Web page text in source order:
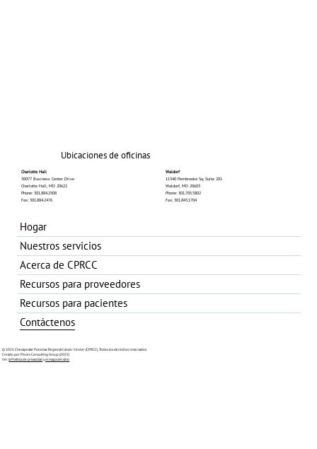
Ubicaciones de oficinas
Charlotte Hall
30077 Business Center Drive
Charlotte Hall, MD 20622
Phone: 301.884.2508
Fax: 301.884.2476
Waldorf
11340 Pembrooke Sq. Suite 201
Waldorf, MD 20603
Phone: 301.705.5802
Fax: 301.843.1704
Hogar
Nuestros servicios
Acerca de CPRCC
Recursos para proveedores
Recursos para pacientes
Contáctenos
© 2025 Chesapeake Potomac Regional Cancer Center (CPRCC). Todos los derechos reservados.
Creado por Pixces Consulting Group (2025)
Verla Política de privacidadyel mapa del sitio